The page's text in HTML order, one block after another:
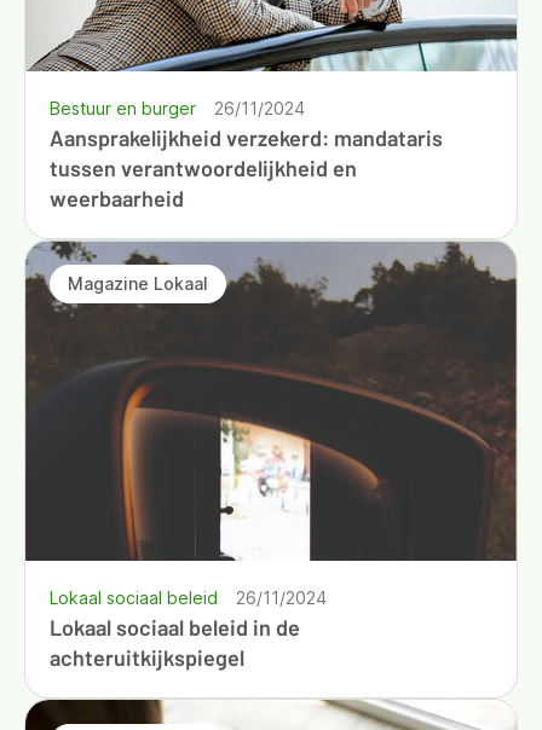
Aansprakelijkheid verzekerd: mandataris
tussen verantwoordelijkheid en
weerbaarheid
Bestuur en burger 26/11/2024
Magazine Lokaal
Lokaal sociaal beleid in de
achteruitkijkspiegel
Lokaal sociaal beleid 26/11/2024